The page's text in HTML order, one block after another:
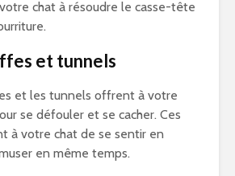
chat à résoudre le casse-tête
et tunnels
et les tunnels offrent à votre
se défouler et se cacher. Ces
à votre chat de se sentir en
en même temps.